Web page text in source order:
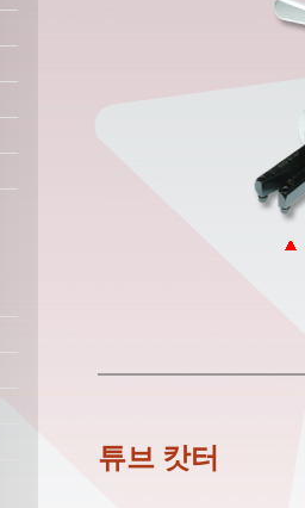
튜브 캇터